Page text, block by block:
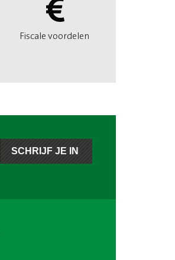
Fiscale voordelen